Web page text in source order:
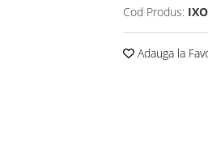
Cod Produs:
Adauga la